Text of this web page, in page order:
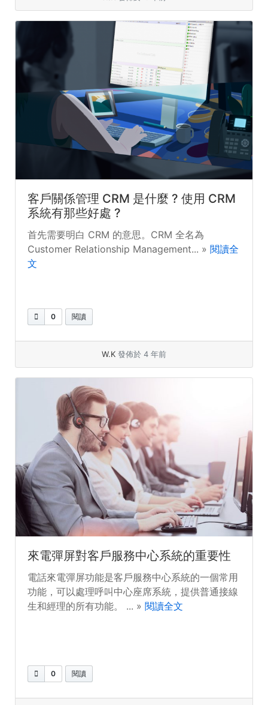
客戶關係管理 CRM 是什麼 ? 使用 CRM
系統有那些好處 ?
首先需要明白 CRM 的意思。CRM 全名為
Customer Relationship Management... » 閱讀全
文
0 閱讀
W.K 發佈於 4 年前
來電彈屏對客戶服務中心系統的重要性
電話來電彈屏功能是客戶服務中心系統的一個常用
功能，可以處理呼叫中心座席系統，提供普通接線
生和經理的所有功能。 ... » 閱讀全文
0 閱讀